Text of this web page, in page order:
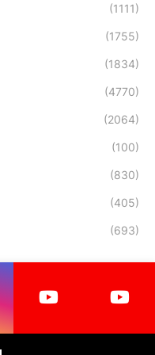
(1111)
(1755)
(1834)
(4770)
(2064)
(100)
(830)
(405)
(693)